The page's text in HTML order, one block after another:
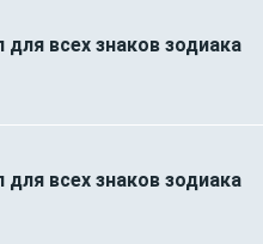
всех знаков зодиака
всех знаков зодиака